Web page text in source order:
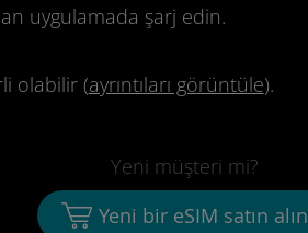
uygulamada şarj edin.
olabilir (ayrıntıları görüntüle).
Yeni müşteri mi?
Yeni bir eSIM satın alın